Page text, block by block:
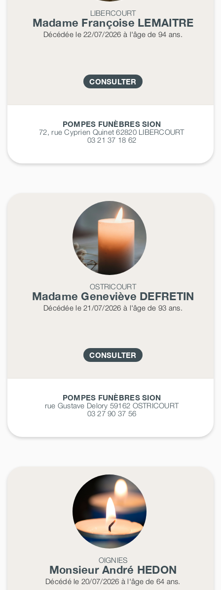
LIBERCOURT
Madame Françoise LEMAITRE
Décédéele 22/07/2026 à l'âge de 94 ans.
CONSULTER
POMPES FUNÈBRES SION
72, rue Cyprien Quinet 62820 LIBERCOURT
03 21 37 18 62
OSTRICOURT
Madame Geneviève DEFRETIN
Décédéele 21/07/2026 à l'âge de 93 ans.
CONSULTER
POMPES FUNÈBRES SION
rue Gustave Delory 59162 OSTRICOURT
03 27 90 37 56
OIGNIES
Monsieur André HEDON
Décédéle 20/07/2026 à l'âge de 64 ans.